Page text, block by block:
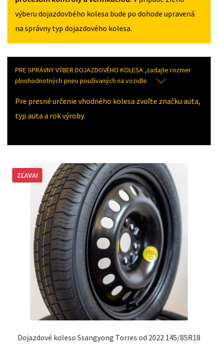
výberu dojazdovbého kolesa bude po dohode upravená
na správny typ dojazdového kolesa.
PRE SPRÁVNY VÝBER DOJAZDOVÉHO KOLESA ,zadajte rozmer
plnohodnotných pneu používaných na vozidle
Pre presné určenie vhodného kolesa zvoľte značku auta,
typ auta a rok výroby.
Dojazdové koleso Ssangyong Torres od 2022 145/85R18
ZĽAVA!